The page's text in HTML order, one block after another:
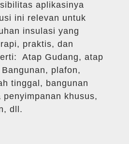
aplikasinya
ini relevan untuk
insulasi yang
praktis, dan
Atap Gudang, atap
plafon,
tinggal, bangunan
khusus,
dll.